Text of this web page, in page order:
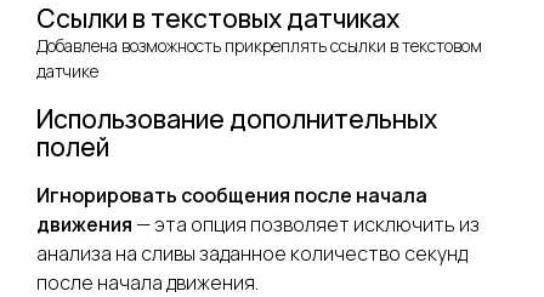
Ссылки в текстовых датчиках
Добавлена возможность прикреплять ссылки в текстовом
датчике
Использование дополнительных
полей
Игнорировать сообщения после начала
движения — эта опция позволяет исключить из
анализа на сливы заданное количество секунд
после начала движения.